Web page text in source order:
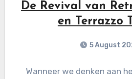
De Revival van
en Terrazzo
5 August
Wanneer we denken aan